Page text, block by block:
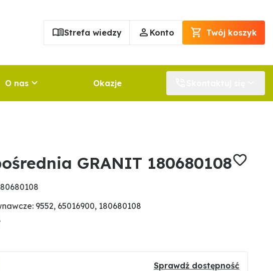
Strefa wiedzy Konto Twój koszyk
O nas Okazje
GRANIT 180680108
9552, 65016900, 180680108
Sprawdź dostępność